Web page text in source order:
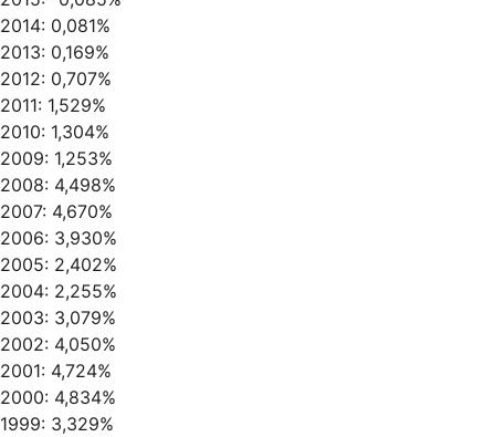
2014: 0,081%
2013: 0,169%
2012: 0,707%
2011: 1,529%
2010: 1,304%
2009: 1,253%
2008: 4,498%
2007: 4,670%
2006: 3,930%
2005: 2,402%
2004: 2,255%
2003: 3,079%
2002: 4,050%
2001: 4,724%
2000: 4,834%
1999: 3,329%